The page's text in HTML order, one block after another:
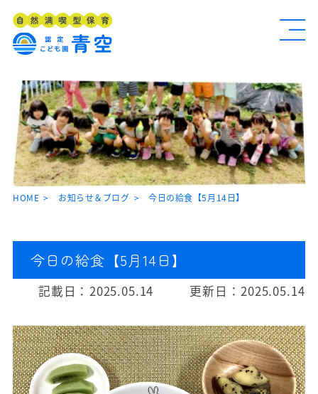
HOME お知らせ＆ブログ 今日の給食【5月14日】
今日の給食【5月14日】
記載日： 2025.05.14 更新日： 2025.05.14